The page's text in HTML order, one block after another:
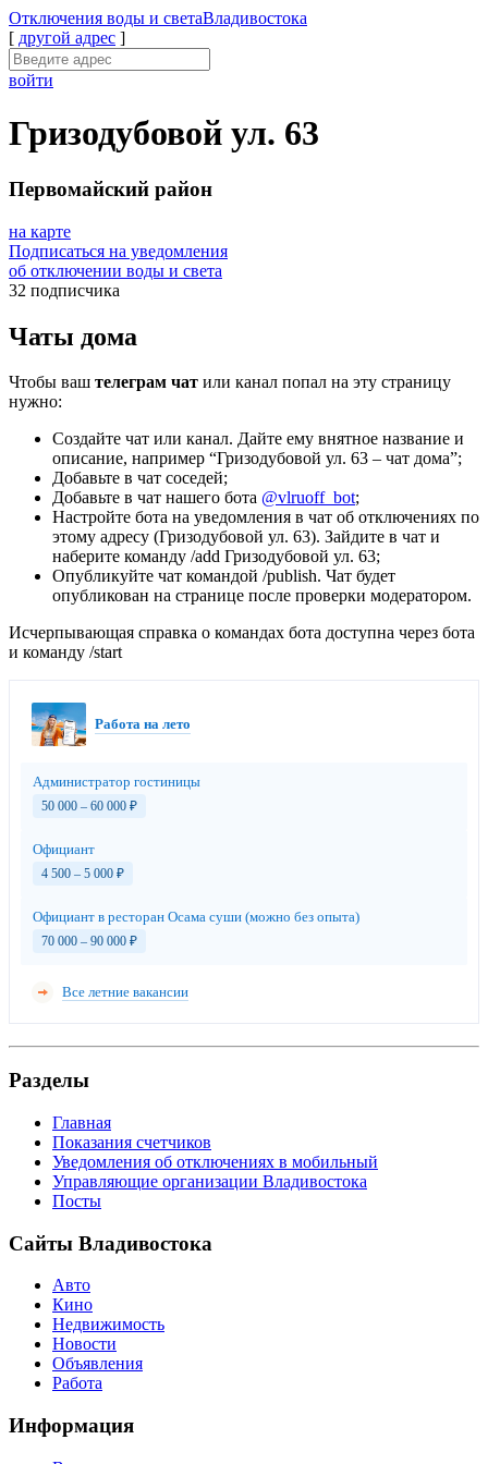
Отключения воды и светаВладивостока
[ другой адрес ]
войти
Гризодубовой ул. 63
Первомайский район
на карте
Подписаться на уведомления
об отключении воды и света
32 подписчика
Чаты дома
Чтобы ваш телеграм чат или канал попал на эту страницу
нужно:
Создайте чат или канал. Дайте ему внятное название и
описание, например “Гризодубовой ул. 63 – чат дома”;
Добавьте в чат соседей;
Добавьте в чат нашего бота @vlruoff_bot;
Настройте бота на уведомления в чат об отключениях по
этому адресу (Гризодубовой ул. 63). Зайдите в чат и
наберите команду /add Гризодубовой ул. 63;
Опубликуйте чат командой /publish. Чат будет
опубликован на странице после проверки модератором.
Исчерпывающая справка о командах бота доступна через бота
и команду /start
Работа на лето
Администратор гостиницы
50 000 – 60 000 ₽
Официант
4 500 – 5 000 ₽
Официант в ресторан Осама суши (можно без опыта)
70 000 – 90 000 ₽
Все летние вакансии
Разделы
Главная
Показания счетчиков
Уведомления об отключениях в мобильный
Управляющие организации Владивостока
Посты
Сайты Владивостока
Авто
Кино
Недвижимость
Новости
Объявления
Работа
Информация